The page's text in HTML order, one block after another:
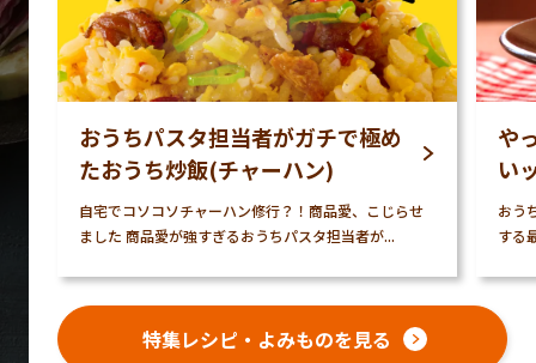
おうちパスタ担当者がガチで極め
たおうち炒飯(チャーハン)
自宅でコソコソチャーハン修行？！商品愛、こじらせ
ました 商品愛が強すぎるおうちパスタ担当者が...
や
い
おう
する
特集レシピ・よみものを見る